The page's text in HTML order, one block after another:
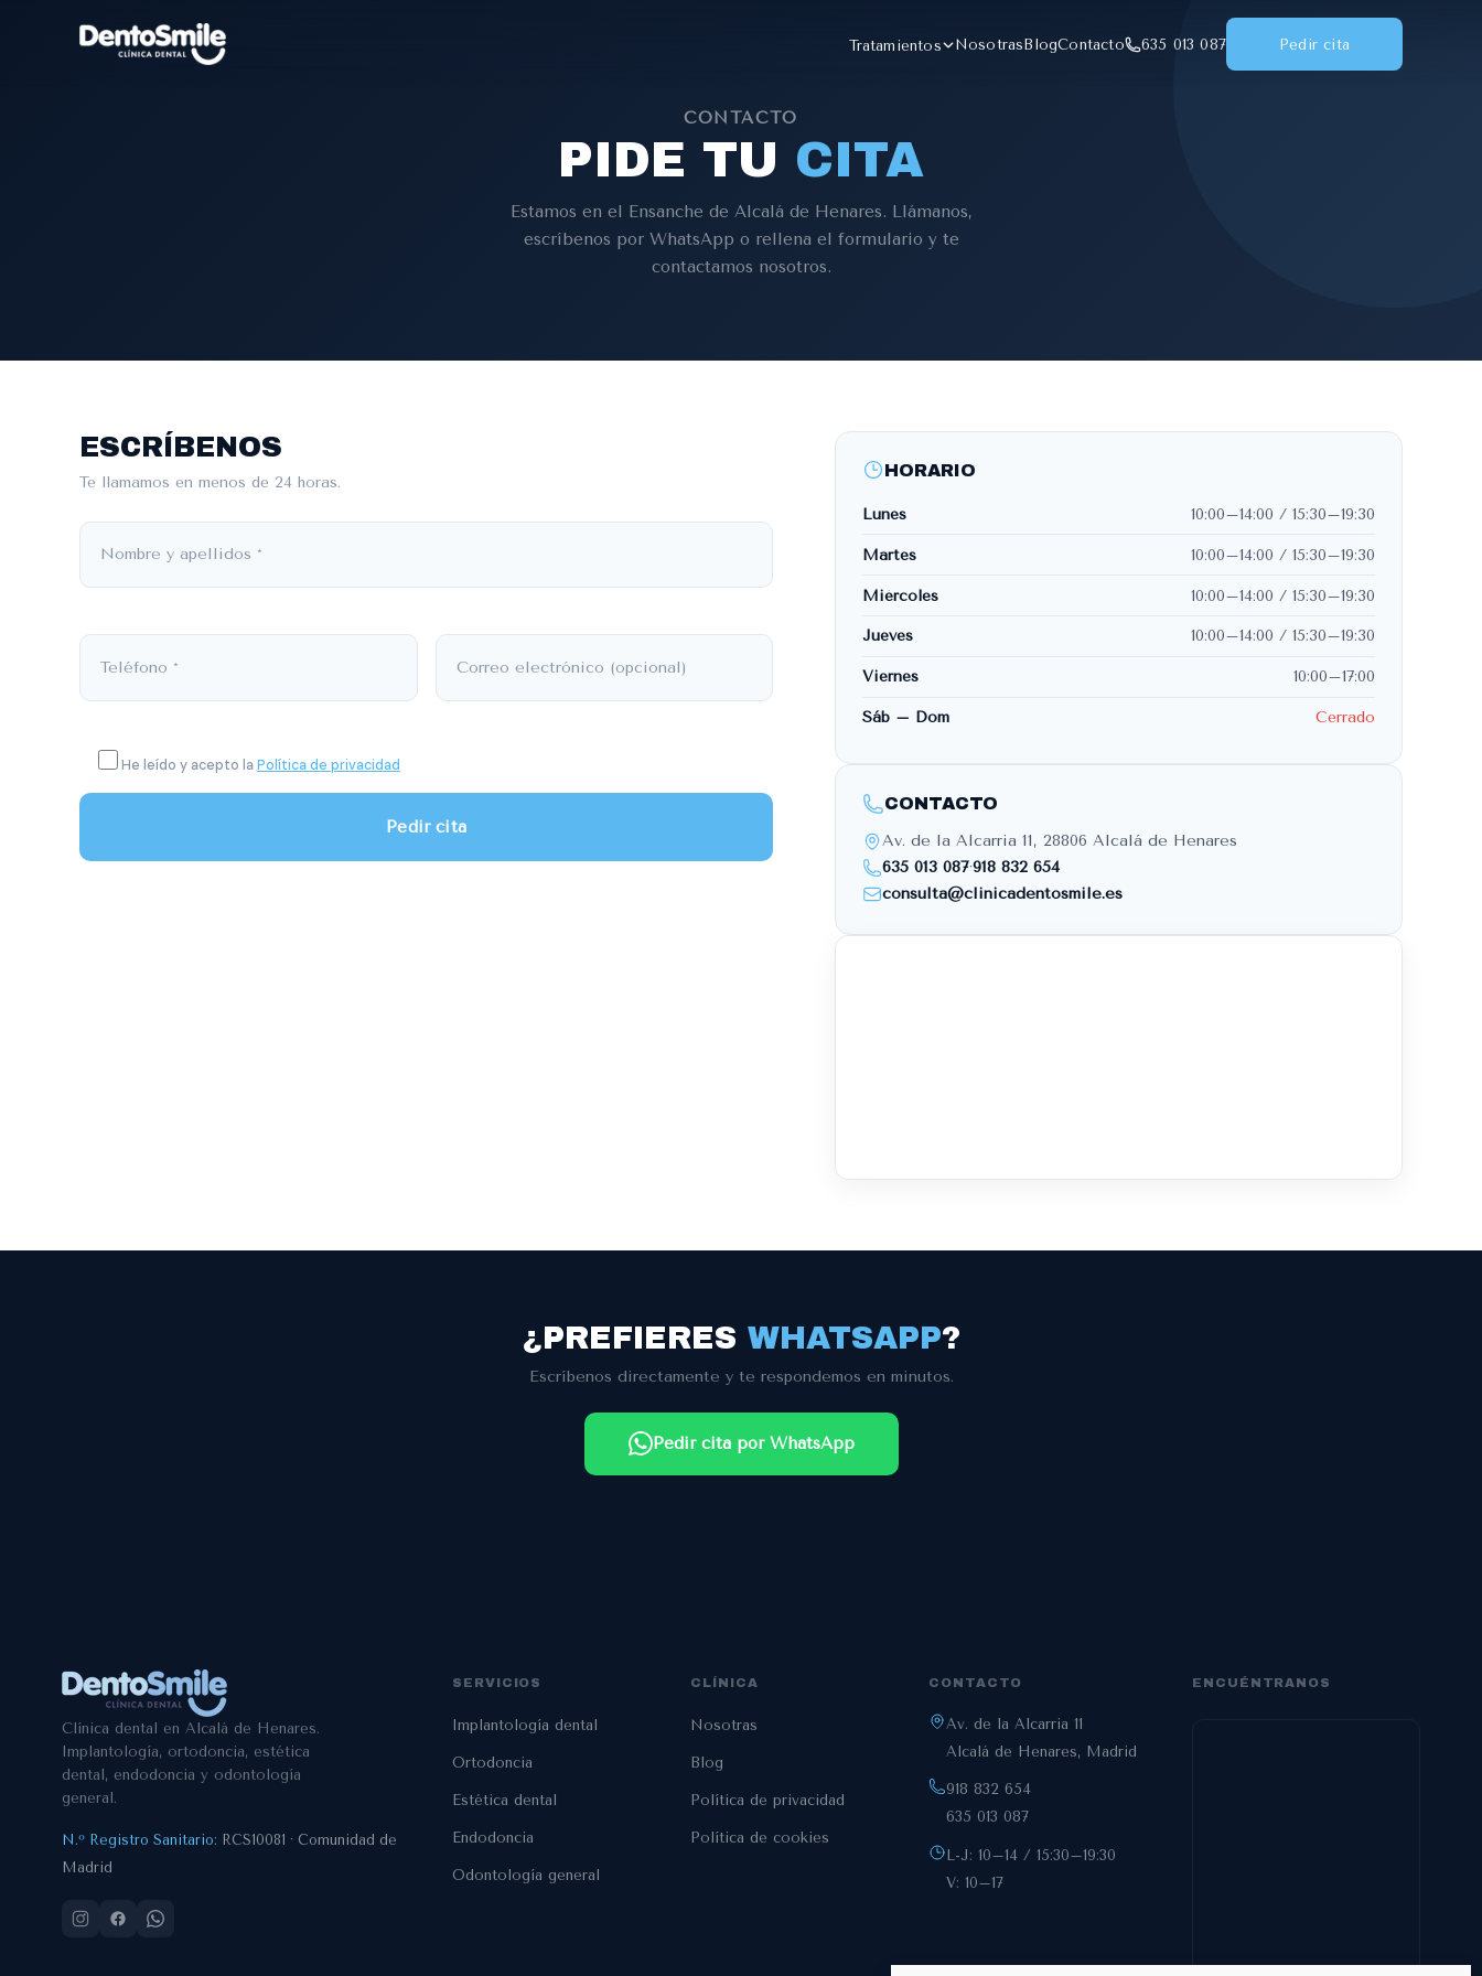
Tratamientos NosotrasBlogContacto 635 013 087 Pedir cita
CONTACTO
PIDE TU CITA
Estamos en el Ensanche de Alcalá de Henares. Llámanos,
escríbenos por WhatsApp o rellena el formulario y te
contactamos nosotros.
ESCRÍBENOS
Te llamamos en menos de 24 horas.
He leído y acepto laPolítica de privacidad
HORARIO
Lunes 10:00–14:00 / 15:30–19:30
Martes 10:00–14:00 / 15:30–19:30
Miércoles 10:00–14:00 / 15:30–19:30
Jueves 10:00–14:00 / 15:30–19:30
Viernes 10:00–17:00
Sáb – Dom Cerrado
CONTACTO
Av. de la Alcarria 11, 28806 Alcalá de Henares
635 013 087·918 832 654
consulta@clinicadentosmile.es
¿PREFIERES WHATSAPP?
Escríbenos directamente y te respondemos en minutos.
Pedir cita por WhatsApp
Clínica dental en Alcalá de Henares.
Implantología, ortodoncia, estética
dental, endodoncia y odontología
general.
N.º Registro Sanitario: RCS10081 · Comunidad de
Madrid
SERVICIOS
Implantología dental
Ortodoncia
Estética dental
Endodoncia
Odontología general
CLÍNICA
Nosotras
Blog
Política de privacidad
Política de cookies
CONTACTO
Av. de la Alcarria 11
Alcalá de Henares, Madrid
918 832 654
635 013 087
L-J: 10–14 / 15:30–19:30
V: 10–17
ENCUÉNTRANOS